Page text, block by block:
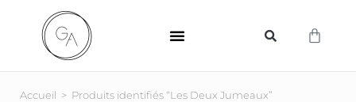
Accueil > Produits identifiés “Les Deux Jumeaux”